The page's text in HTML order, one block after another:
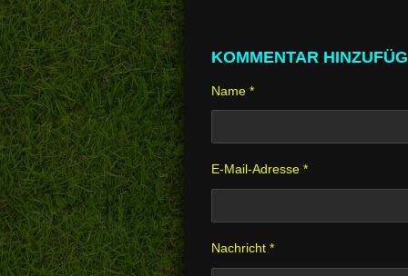
KOMMENTAR
Name *
E-Mail-Adresse *
Nachricht *